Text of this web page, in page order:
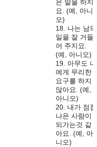
은 말을 하지
요. (예, 아니
오)
18. 나는 남의
일을 잘 거들
어 주지요.
(예, 아니오)
19. 아무도 나
에게 무리한
요구를 하지
않아요. (예,
아니오)
20. 내가 점점
나은 사람이
되가는것 같
아요. (예, 아
니오)